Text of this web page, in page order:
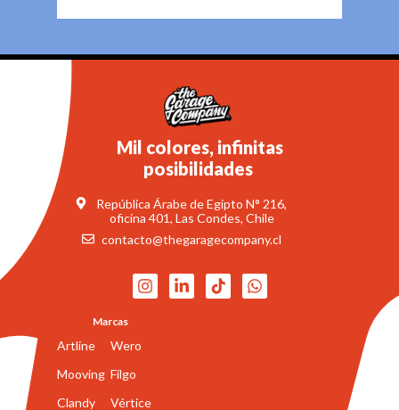
Mil colores, infinitas
posibilidades
República Árabe de Egipto N° 216,
oficina 401, Las Condes, Chile
contacto@thegaragecompany.cl
Marcas
Artline
Wero
Mooving Filgo
Clandy
Vértice